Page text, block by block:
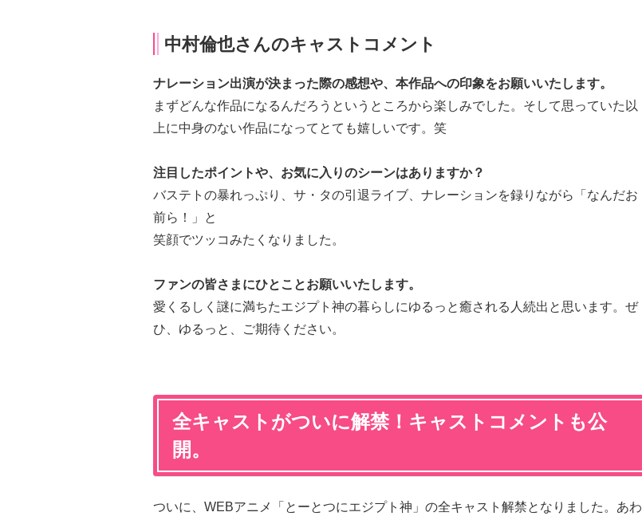
中村倫也さんのキャストコメント
ナレーション出演が決まった際の感想や、本作品への印象をお願いいたします。
まずどんな作品になるんだろうというところから楽しみでした。そして思っていた以
上に中身のない作品になってとても嬉しいです。笑
注目したポイントや、お気に入りのシーンはありますか？
バステトの暴れっぷり、サ・タの引退ライブ、ナレーションを録りながら「なんだお
前ら！」と
笑顔でツッコみたくなりました。
ファンの皆さまにひとことお願いいたします。
愛くるしく謎に満ちたエジプト神の暮らしにゆるっと癒される人続出と思います。ぜ
ひ、ゆるっと、ご期待ください。
全キャストがついに解禁！キャストコメントも公
開。
ついに、WEBアニメ「とーとつにエジプト神」の全キャスト解禁となりました。あわ